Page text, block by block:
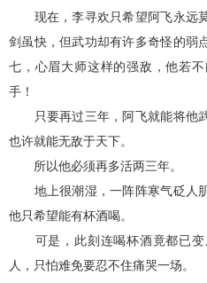
现在，李寻欢只希望阿飞永远
剑虽快，但武功却有许多奇怪的弱
七，心眉大师这样的强敌，他若
手！
只要再过三年，阿飞就能将他
也许就能无敌于天下。
所以他必须再多活两三年。
地上很潮湿，一阵阵寒气砭人肌
他只希望能有杯酒喝。
可是，此刻连喝杯酒竟都已变
人，只怕难免要忍不住痛哭一场。